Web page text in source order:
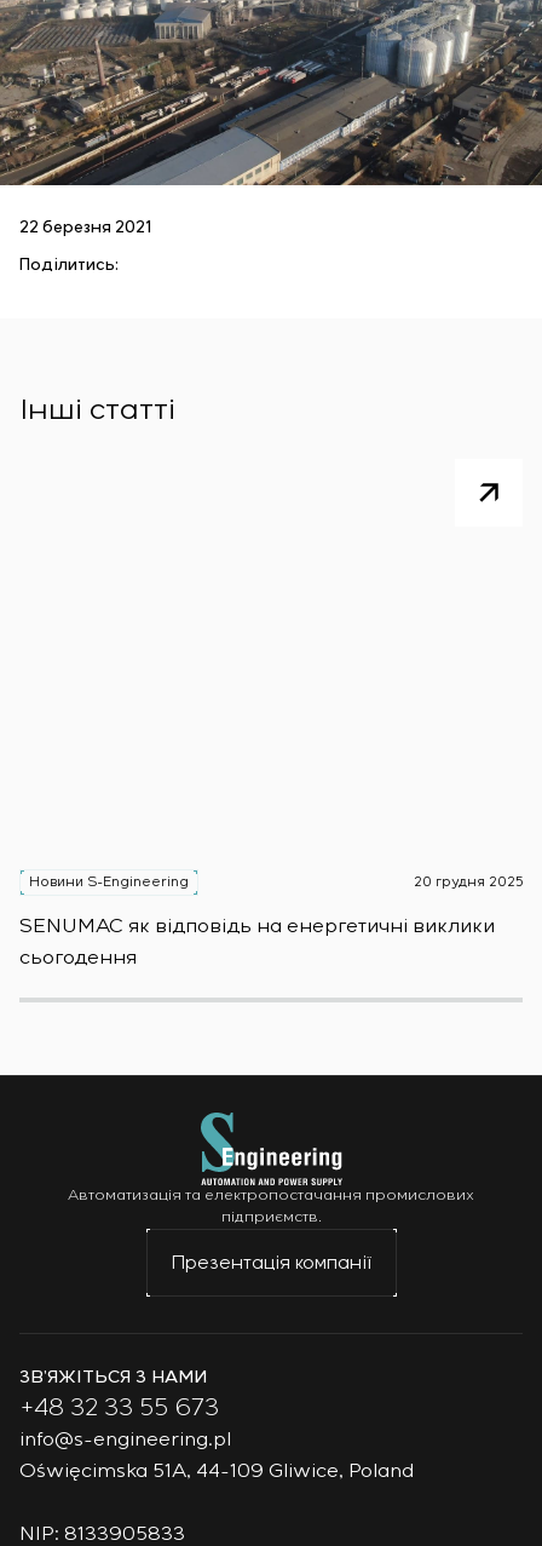
22 березня 2021
Поділитись:
Інші статті
Новини S-Engineering 20 грудня 2025
SENUMAC як відповідь на енергетичні виклики
сьогодення
Автоматизація та електропостачання промислових
підприємств.
Презентація компанії
ЗВ’ЯЖІТЬСЯ З НАМИ
+48 32 33 55 673
info@s-engineering.pl
Oświęcimska 51A, 44-109 Gliwice, Poland
NIP: 8133905833